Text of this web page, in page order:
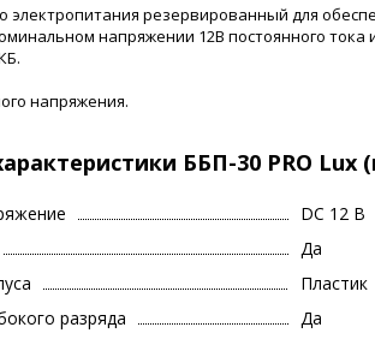
электропитания резервированный для
напряжении 12В постоянного тока
напряжения.
ББП-30 PRO Lux
DC 12 В
Да
Пластик
разряда
Да